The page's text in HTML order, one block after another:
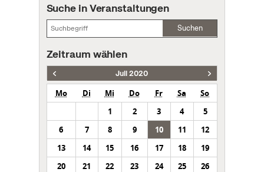
Suche in Veranstaltungen
Suchen
Zeitraum wählen
Juli 2020
Mo Di Mi Do Fr Sa
So
1
2 3 4
5
6
7 8 9 10 11
12
13
14 15 16 17 18
19
20
21 22 23 24 25
26